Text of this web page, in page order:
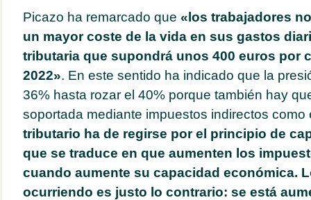
Picazo ha remarcado que «los trabajadores
un mayor coste de la vida en sus gastos
tributaria que supondrá unos 400 euros por
2022». En este sentido ha indicado que la
36% hasta rozar el 40% porque también hay
soportada mediante impuestos indirectos como
tributario ha de regirse por el principio de
que se traduce en que aumenten los
cuando aumente su capacidad económica.
ocurriendo es justo lo contrario: se está